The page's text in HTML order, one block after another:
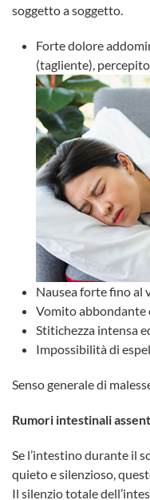
soggetto a soggetto.
Forte dolore
(tagliente),
Nausea forte fino al
Vomito abbondante
Stitichezza intensa
Impossibilità di
Senso generale di
Rumori intestinali
Se l’intestino durante il
quieto e silenzioso,
Il silenzio totale